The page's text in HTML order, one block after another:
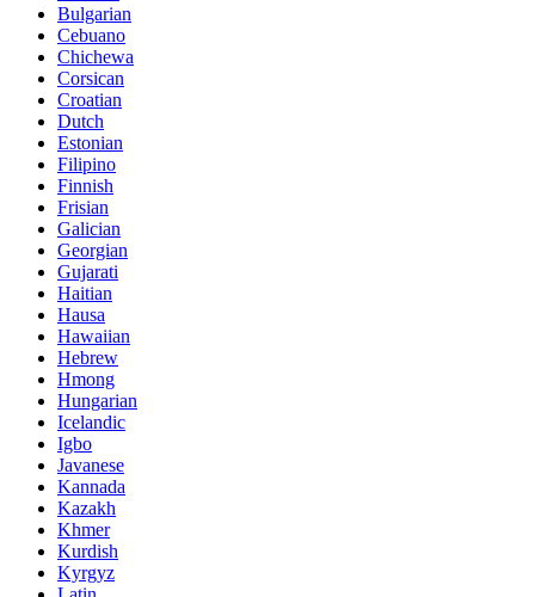
Bulgarian
Cebuano
Chichewa
Corsican
Croatian
Dutch
Estonian
Filipino
Finnish
Frisian
Galician
Georgian
Gujarati
Haitian
Hausa
Hawaiian
Hebrew
Hmong
Hungarian
Icelandic
Igbo
Javanese
Kannada
Kazakh
Khmer
Kurdish
Kyrgyz